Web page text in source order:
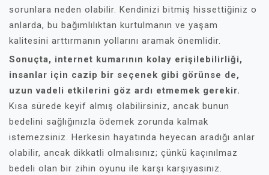
sorunlara neden olabilir. Kendinizi bitmiş hissettiğiniz o
anlarda, bu bağımlılıktan kurtulmanın ve yaşam
kalitesini arttırmanın yollarını aramak önemlidir.
Sonuçta, internet kumarının kolay erişilebilirliği,
insanlar için cazip bir seçenek gibi görünse de,
uzun vadeli etkilerini göz ardı etmemek gerekir.
Kısa sürede keyif almış olabilirsiniz, ancak bunun
bedelini sağlığınızla ödemek zorunda kalmak
istemezsiniz. Herkesin hayatında heyecan aradığı anlar
olabilir, ancak dikkatli olmalısınız; çünkü kaçınılmaz
bedeli olan bir zihin oyunu ile karşı karşıyasınız.